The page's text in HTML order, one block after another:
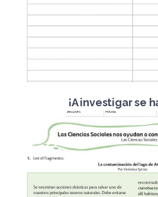
¡A investigar se